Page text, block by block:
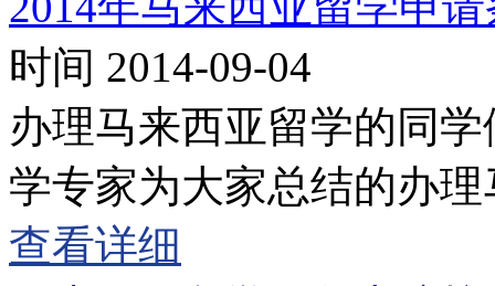
时间 2014-09-04
办理马来西亚留学的同
学专家为大家总结的办
查看详细